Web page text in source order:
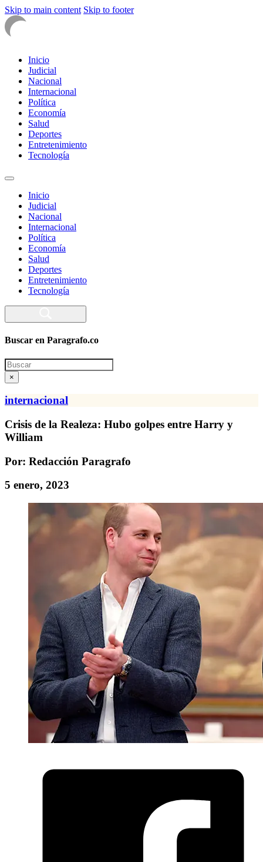
Skip to main content Skip to footer
Inicio
Judicial
Nacional
Internacional
Política
Economía
Salud
Deportes
Entretenimiento
Tecnología
Inicio
Judicial
Nacional
Internacional
Política
Economía
Salud
Deportes
Entretenimiento
Tecnología
Buscar en Paragrafo.co
Search
×
internacional
Crisis de la Realeza: Hubo golpes entre Harry y
William
Por: Redacción Paragrafo
5 enero, 2023